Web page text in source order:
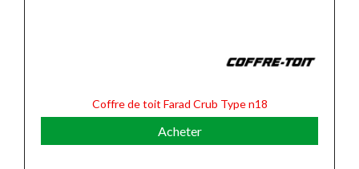
Coffre de toit Farad Crub Type n18
Acheter